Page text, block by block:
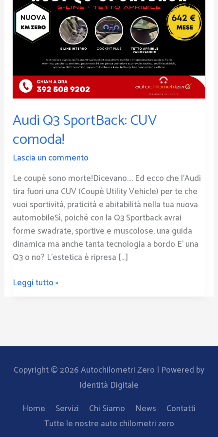
Audi Q3 SportBack: CUV
comoda!
Lascia un commento
Le coupè sono morte!Dicevano…. Ed ecco che l’Audi
tira fuori una CUV (Coupè Utility Vehicle) per te che
vuoi sportività, praticità e abitabilità nella tua nuova
automobileSì, poiché con la Q3 Sportback avrai
forme swadrate, sportive e muscolose, una guida
dinamica ma anche tanta tecnologia a bordo E’ una
Q3 o no? L’estetica è ripresa […]
Leggi tutto »
Copyright © 2026Autochilometri Zero | Powered by
Identità Digitale
Home
Servizi Chi Siamo News
Contatti
Tutte le nostre auto chilometri zero